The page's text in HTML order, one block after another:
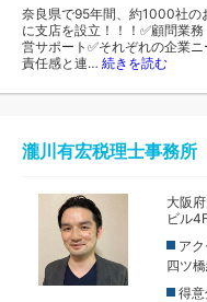
奈良県で95年間、約1000社の
に支店を設立！！！✅顧問業
営サポート✅それぞれの企業
責任感と連… 続きを読む
瀧川有宏税理士事務所
大阪
ビル
ア
四ツ
得